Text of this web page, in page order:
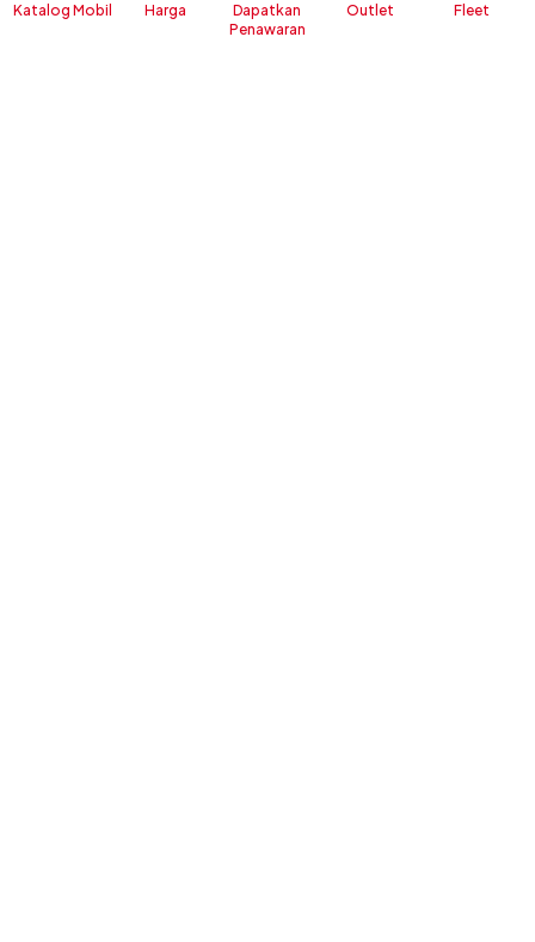
Katalog Mobil Harga
Dapatkan
Penawaran
Outlet Fleet